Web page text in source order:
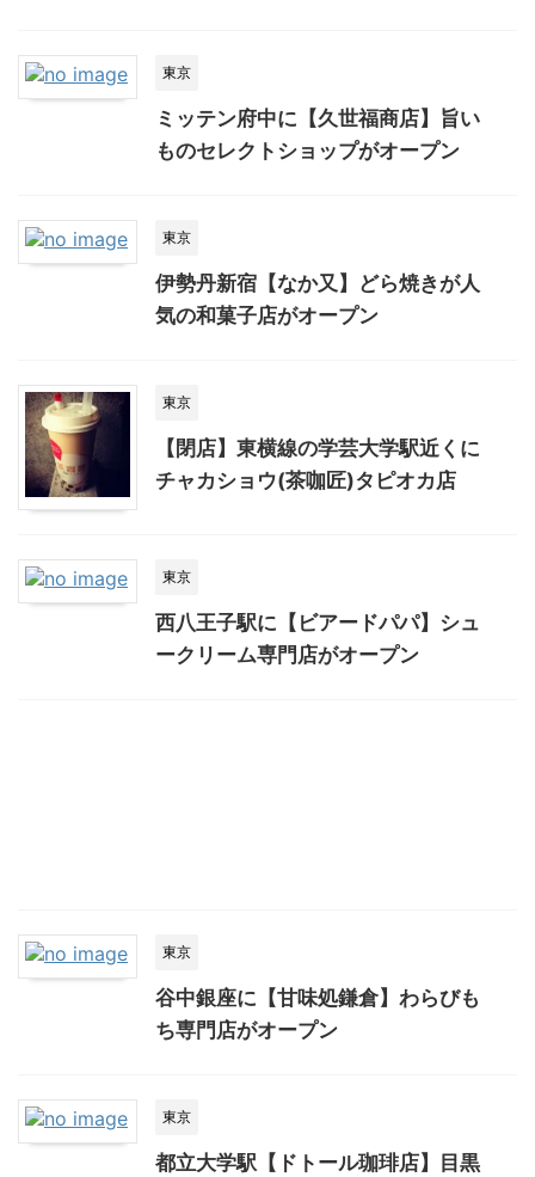
東京
ミッテン府中に【久世福商店】旨い
ものセレクトショップがオープン
東京
伊勢丹新宿【なか又】どら焼きが人
気の和菓子店がオープン
東京
【閉店】東横線の学芸大学駅近くに
チャカショウ(茶咖匠)タピオカ店
東京
西八王子駅に【ビアードパパ】シュ
ークリーム専門店がオープン
東京
谷中銀座に【甘味処鎌倉】わらびも
ち専門店がオープン
東京
都立大学駅【ドトール珈琲店】目黒